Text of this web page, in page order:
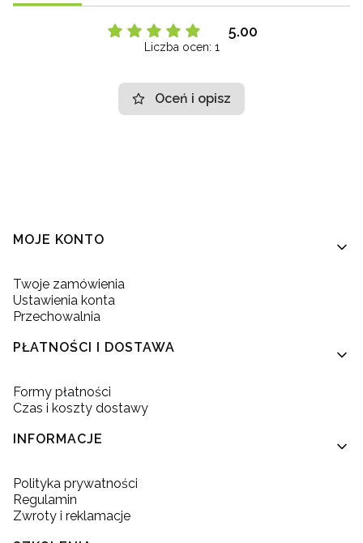
5.00
Liczba ocen: 1
Oceń i opisz
Linki w stopce
MOJE KONTO
Twoje zamówienia
Ustawienia konta
Przechowalnia
PŁATNOŚCI I DOSTAWA
Formy płatności
Czas i koszty dostawy
INFORMACJE
Polityka prywatności
Regulamin
Zwroty i reklamacje